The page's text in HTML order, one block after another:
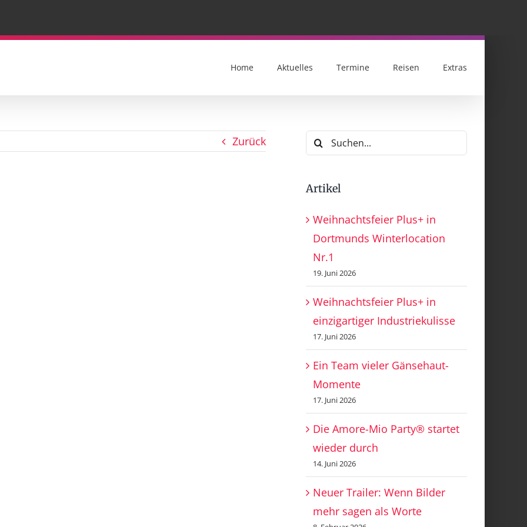
Home Aktuelles Termine Reisen Extras
Zurück
Suche
nach:
Artikel
Weihnachtsfeier Plus+ in
Dortmunds Winterlocation
Nr.1
19. Juni 2026
Weihnachtsfeier Plus+ in
einzigartiger Industriekulisse
17. Juni 2026
Ein Team vieler Gänsehaut-
Momente
17. Juni 2026
Die Amore-Mio Party® startet
wieder durch
14. Juni 2026
Neuer Trailer: Wenn Bilder
mehr sagen als Worte